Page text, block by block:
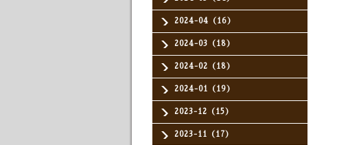
2024-04（16）
2024-03（18）
2024-02（18）
2024-01（19）
2023-12（15）
2023-11（17）